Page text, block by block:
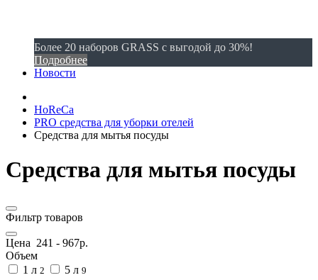
Более 20 наборов GRASS с выгодой до 30%!
Подробнее
Новости
HoReCa
PRO средства для уборки отелей
Средства для мытья посуды
Средства для мытья посуды
Фильтр товаров
Цена 241 - 967р.
Объем
1 л 2 5 л 9